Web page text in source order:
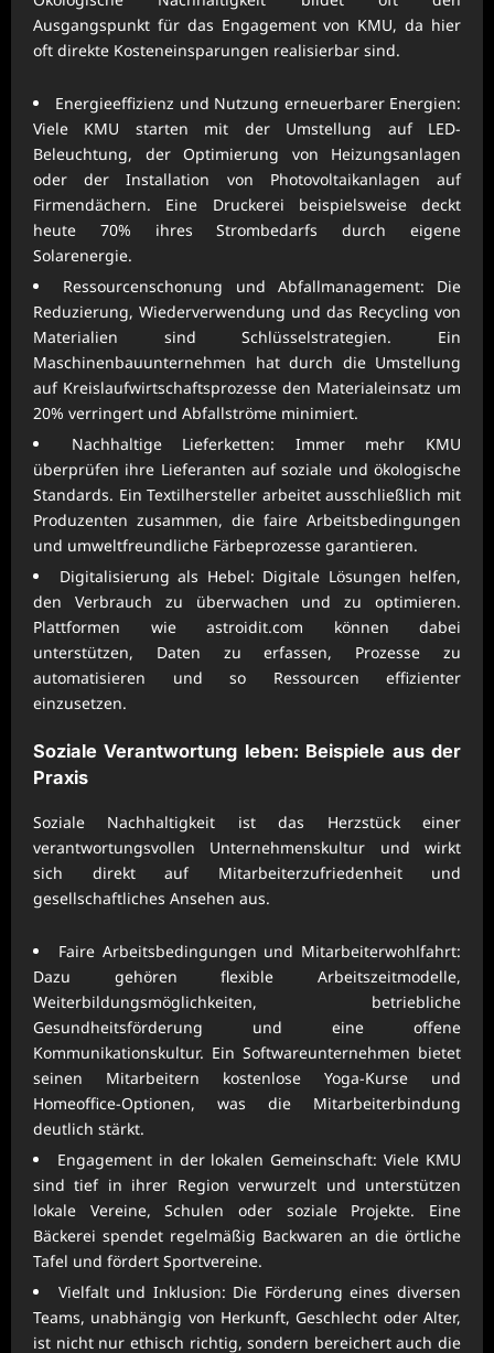
Ausgangspunkt für das Engagement von KMU, da hier
oft direkte Kosteneinsparungen realisierbar sind.
Energieeffizienz und Nutzung erneuerbarer Energien:
Viele KMU starten mit der Umstellung auf LED-
Beleuchtung, der Optimierung von Heizungsanlagen
oder der Installation von Photovoltaikanlagen auf
Firmendächern. Eine Druckerei beispielsweise deckt
heute 70% ihres Strombedarfs durch eigene
Solarenergie.
Ressourcenschonung und Abfallmanagement: Die
Reduzierung, Wiederverwendung und das Recycling von
Materialien sind Schlüsselstrategien. Ein
Maschinenbauunternehmen hat durch die Umstellung
auf Kreislaufwirtschaftsprozesse den Materialeinsatz um
20% verringert und Abfallströme minimiert.
Nachhaltige Lieferketten: Immer mehr KMU
überprüfen ihre Lieferanten auf soziale und ökologische
Standards. Ein Textilhersteller arbeitet ausschließlich mit
Produzenten zusammen, die faire Arbeitsbedingungen
und umweltfreundliche Färbeprozesse garantieren.
Digitalisierung als Hebel: Digitale Lösungen helfen,
den Verbrauch zu überwachen und zu optimieren.
Plattformen wie astroidit.com können dabei
unterstützen, Daten zu erfassen, Prozesse zu
automatisieren und so Ressourcen effizienter
einzusetzen.
Soziale Verantwortung leben: Beispiele aus der
Praxis
Soziale Nachhaltigkeit ist das Herzstück einer
verantwortungsvollen Unternehmenskultur und wirkt
sich direkt auf Mitarbeiterzufriedenheit und
gesellschaftliches Ansehen aus.
Faire Arbeitsbedingungen und Mitarbeiterwohlfahrt:
Dazu gehören flexible Arbeitszeitmodelle,
Weiterbildungsmöglichkeiten, betriebliche
Gesundheitsförderung und eine offene
Kommunikationskultur. Ein Softwareunternehmen bietet
seinen Mitarbeitern kostenlose Yoga-Kurse und
Homeoffice-Optionen, was die Mitarbeiterbindung
deutlich stärkt.
Engagement in der lokalen Gemeinschaft: Viele KMU
sind tief in ihrer Region verwurzelt und unterstützen
lokale Vereine, Schulen oder soziale Projekte. Eine
Bäckerei spendet regelmäßig Backwaren an die örtliche
Tafel und fördert Sportvereine.
Vielfalt und Inklusion: Die Förderung eines diversen
Teams, unabhängig von Herkunft, Geschlecht oder Alter,
ist nicht nur ethisch richtig, sondern bereichert auch die